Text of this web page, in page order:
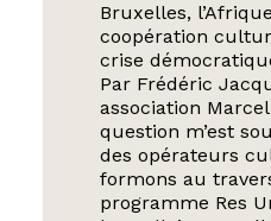
Bruxelles,
coopération
crise
Par Frédéric
association
question m’est
des opérateurs
formons au
programme Res